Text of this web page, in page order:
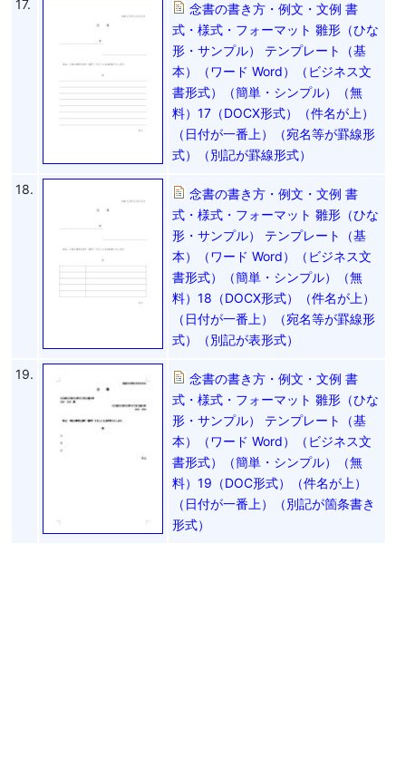
17.
念書の書き方・例文・文例 書
式・様式・フォーマット 雛形（ひな
形・サンプル） テンプレート（基
本）（ワード Word）（ビジネス文
書形式）（簡単・シンプル）（無
料）17（DOCX形式）（件名が上）
（日付が一番上）（宛名等が罫線形
式）（別記が罫線形式）
18.
念書の書き方・例文・文例 書
式・様式・フォーマット 雛形（ひな
形・サンプル） テンプレート（基
本）（ワード Word）（ビジネス文
書形式）（簡単・シンプル）（無
料）18（DOCX形式）（件名が上）
（日付が一番上）（宛名等が罫線形
式）（別記が表形式）
19.
念書の書き方・例文・文例 書
式・様式・フォーマット 雛形（ひな
形・サンプル） テンプレート（基
本）（ワード Word）（ビジネス文
書形式）（簡単・シンプル）（無
料）19（DOC形式）（件名が上）
（日付が一番上）（別記が箇条書き
形式）